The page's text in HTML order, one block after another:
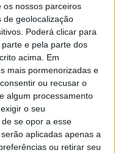
os nossos parceiros
de geolocalização
Poderá clicar para
e pela parte dos
acima. Em
mais pormenorizadas e
ou recusar o
algum processamento
o seu
se opor a esse
aplicadas apenas a
ou retirar seu
o icónico
suas raízes
branco e azul do
em ambos os